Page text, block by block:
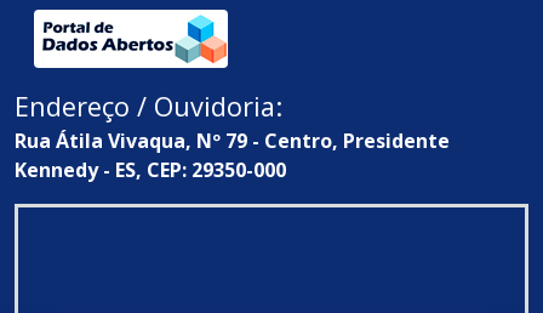
Endereço / Ouvidoria:
Rua Átila Vivaqua, Nº 79 - Centro, Presidente
Kennedy - ES, CEP: 29350-000